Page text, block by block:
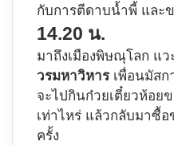
กับการตีดาบน้ำพี้ และ
14.20 น.
มาถึงเมืองพิษณุโลก แว
วรมหาวิหารเพื่อนมัสก
จะไปกินก๋วยเตี๋ยวห้อย
เท่าไหร่ แล้วกลับมาซื้
ครั้ง